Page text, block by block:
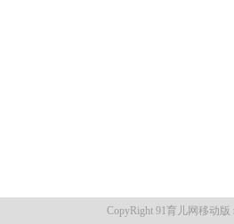
CopyRight 91育儿网移动版